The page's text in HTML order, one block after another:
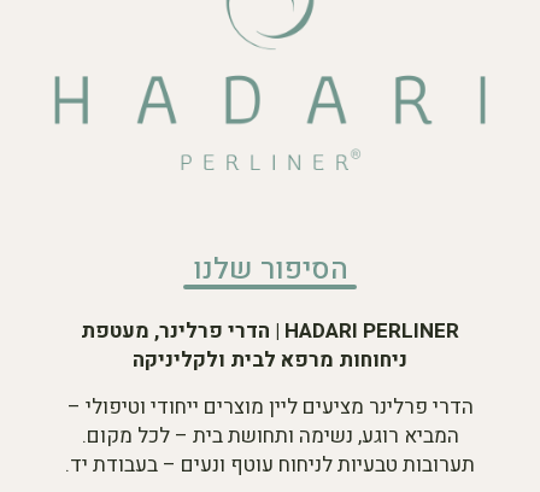
הסיפור שלנו
HADARI PERLINER | הדרי פרלינר, מעטפת
ניחוחות מרפא לבית ולקליניקה
הדרי פרלינר מציעים ליין מוצרים ייחודי וטיפולי –
המביא רוגע, נשימה ותחושת בית – לכל מקום.
תערובות טבעיות לניחוח עוטף ונעים – בעבודת יד.